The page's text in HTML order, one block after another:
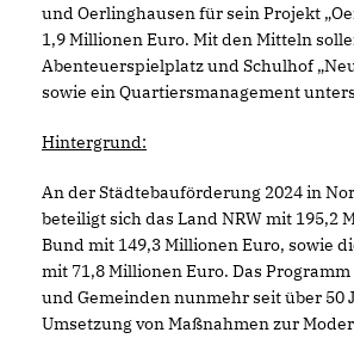
und Oerlinghausen für sein Projekt
1,9 Millionen Euro. Mit den Mitteln
Abenteuerspielplatz und Schulhof
sowie ein Quartiersmanagement
Hintergrund:
An der Städtebauförderung 2024 in
beteiligt sich das Land NRW mit 195,2
Bund mit 149,3 Millionen Euro, sowie
mit 71,8 Millionen Euro. Das
und Gemeinden nunmehr seit über 50
Umsetzung von Maßnahmen zur